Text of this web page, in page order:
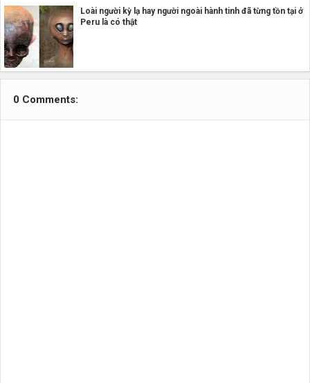
Loài người kỳ lạ hay người ngoài hành tinh đã từng tồn tại ở
Peru là có thật
0 Comments: